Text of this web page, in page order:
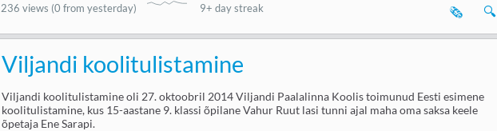
236 views (0 from yesterday) 9+ day streak 🔍
🗞️
Viljandi koolitulistamine
Viljandi koolitulistamine oli 27. oktoobril 2014 Viljandi Paalalinna Koolis toimunud Eesti esimene
koolitulistamine, kus 15-aastane 9. klassi õpilane Vahur Ruut lasi tunni ajal maha oma saksa keele
õpetaja Ene Sarapi.